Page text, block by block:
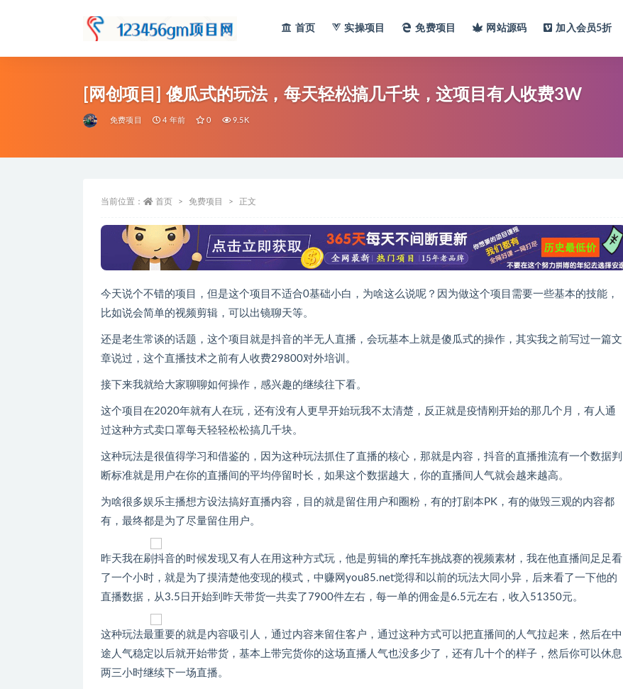
首页 实操项目 免费项目 网站源码 加入会员5折
[网创项目] 傻瓜式的玩法，每天轻松搞几千块，这项目有人收费3W
免费项目 4 年前 0 9.5K
当前位置： 首页 免费项目 正文
今天说个不错的项目，但是这个项目不适合0基础小白，为啥这么说呢？因为做这个项目需要一些基本的技能，
比如说会简单的视频剪辑，可以出镜聊天等。
还是老生常谈的话题，这个项目就是抖音的半无人直播，会玩基本上就是傻瓜式的操作，其实我之前写过一篇文
章说过，这个直播技术之前有人收费29800对外培训。
接下来我就给大家聊聊如何操作，感兴趣的继续往下看。
这个项目在2020年就有人在玩，还有没有人更早开始玩我不太清楚，反正就是疫情刚开始的那几个月，有人通
过这种方式卖口罩每天轻轻松松搞几千块。
这种玩法是很值得学习和借鉴的，因为这种玩法抓住了直播的核心，那就是内容，抖音的直播推流有一个数据判
断标准就是用户在你的直播间的平均停留时长，如果这个数据越大，你的直播间人气就会越来越高。
为啥很多娱乐主播想方设法搞好直播内容，目的就是留住用户和圈粉，有的打剧本PK，有的做毁三观的内容都
有，最终都是为了尽量留住用户。
昨天我在刷抖音的时候发现又有人在用这种方式玩，他是剪辑的摩托车挑战赛的视频素材，我在他直播间足足看
了一个小时，就是为了摸清楚他变现的模式，中赚网you85.net觉得和以前的玩法大同小异，后来看了一下他的
直播数据，从3.5日开始到昨天带货一共卖了7900件左右，每一单的佣金是6.5元左右，收入51350元。
这种玩法最重要的就是内容吸引人，通过内容来留住客户，通过这种方式可以把直播间的人气拉起来，然后在中
途人气稳定以后就开始带货，基本上带完货你的这场直播人气也没多少了，还有几十个的样子，然后你可以休息
两三小时继续下一场直播。